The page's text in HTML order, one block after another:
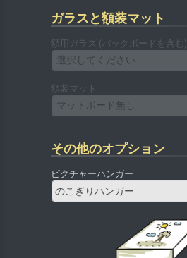
ガラスと額装マット
額用ガラス (バックボードを含む)
選択してください
額装マット
マットボード無し
その他のオプション
ピクチャーハンガー
のこぎりハンガー